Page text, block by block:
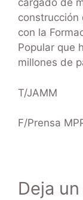
cargado de
construcción
con la
Popular que
millones de
T/JAMM
F/Prensa
Deja